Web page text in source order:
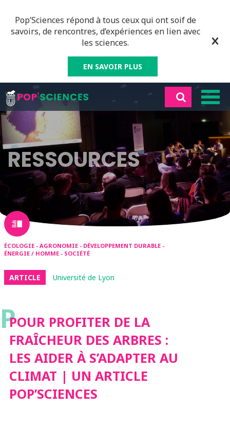
Pop’Sciences répond à tous ceux qui ont soif de
savoirs, de rencontres, d’expériences en lien avec
les sciences.
EN SAVOIR PLUS
RESSOURCES
ÉCOLOGIE - AGRONOMIE - DÉVELOPPEMENT DURABLE -
ÉNERGIE / HOMME - SOCIÉTÉ
ARTICLE Université de Lyon
PPOUR PROFITER DE LA
FRAÎCHEUR DES ARBRES :
LES AIDER À S’ADAPTER AU
CLIMAT | UN ARTICLE
POP’SCIENCES